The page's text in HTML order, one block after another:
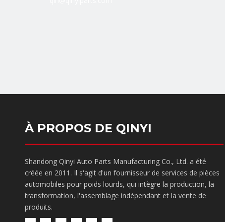
À PROPOS DE QINYI
Shandong Qinyi Auto Parts Manufacturing Co., Ltd. a été
créée en 2011. Il s'agit d'un fournisseur de services de pièces
automobiles pour poids lourds, qui intègre la production, la
transformation, l'assemblage indépendant et la vente de
produits.